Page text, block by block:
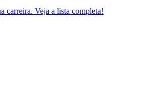
carreira. Veja a lista completa!